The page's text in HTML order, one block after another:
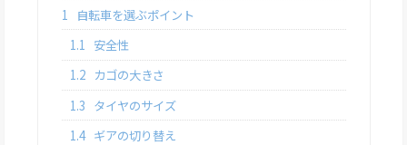
1
自転車を選ぶポイント
1.1 安全性
1.2 カゴの大きさ
1.3 タイヤのサイズ
1.4 ギアの切り替え